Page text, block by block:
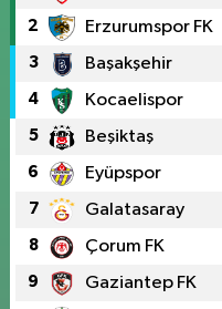
2 Erzurumspor FK
3 Başakşehir
4 Kocaelispor
5 Beşiktaş
6 Eyüpspor
7 Galatasaray
8 Çorum FK
9 Gaziantep FK